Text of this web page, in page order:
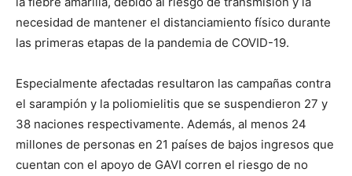
necesidad de mantener el distanciamiento físico durante
las primeras etapas de la pandemia de COVID-19.
Especialmente afectadas resultaron las campañas contra
el sarampión y la poliomielitis que se suspendieron 27 y
38 naciones respectivamente. Además, al menos 24
millones de personas en 21 países de bajos ingresos que
cuentan con el apoyo de GAVI corren el riesgo de no